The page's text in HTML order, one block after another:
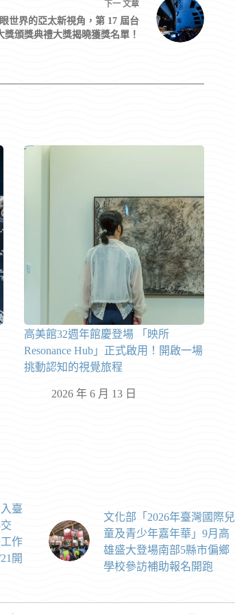
下一 文章
世界的亞太新視角，第 17 屆台
獎頒獎典禮大獎揭曉獲獎名單！
高美館32週年館慶登場 「映所
Resonance Hub」正式啟用！開啟一場
挑動認知的視覺旅程
2026 年 6 月 13 日
臺
作
開
文化部「2026年臺灣國際兒
童及青少年嘉年華」9月高
雄盛大登場南部5縣市偏鄉
學校參訪補助報名開跑